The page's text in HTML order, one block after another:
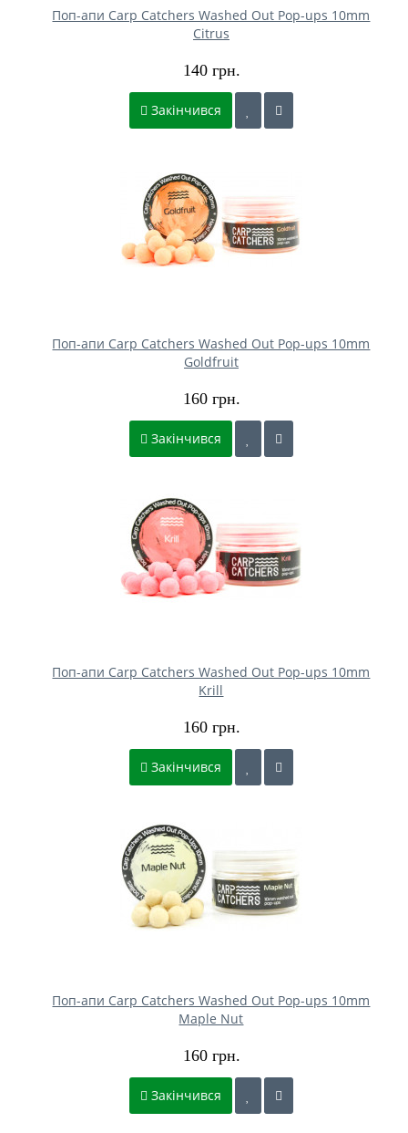
Поп-апи Carp Catchers Washed Out Pop-ups 10mm
Citrus
140 грн.
Закінчився
Поп-апи Carp Catchers Washed Out Pop-ups 10mm
Goldfruit
160 грн.
Закінчився
Поп-апи Carp Catchers Washed Out Pop-ups 10mm
Krill
160 грн.
Закінчився
Поп-апи Carp Catchers Washed Out Pop-ups 10mm
Maple Nut
160 грн.
Закінчився